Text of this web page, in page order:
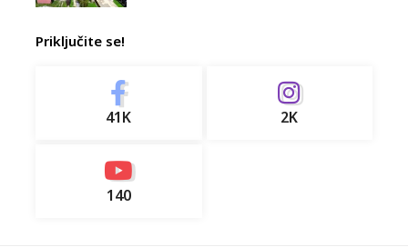
Priključite se!
41K 2K
140